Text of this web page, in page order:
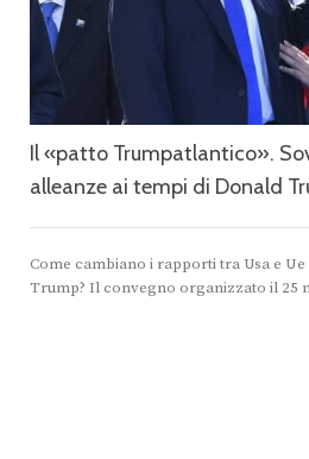
Il «patto Trumpatlantico».
alleanze ai tempi di Donald
Come cambiano i rapporti tra Usa e
Trump? Il convegno organizzato il 25